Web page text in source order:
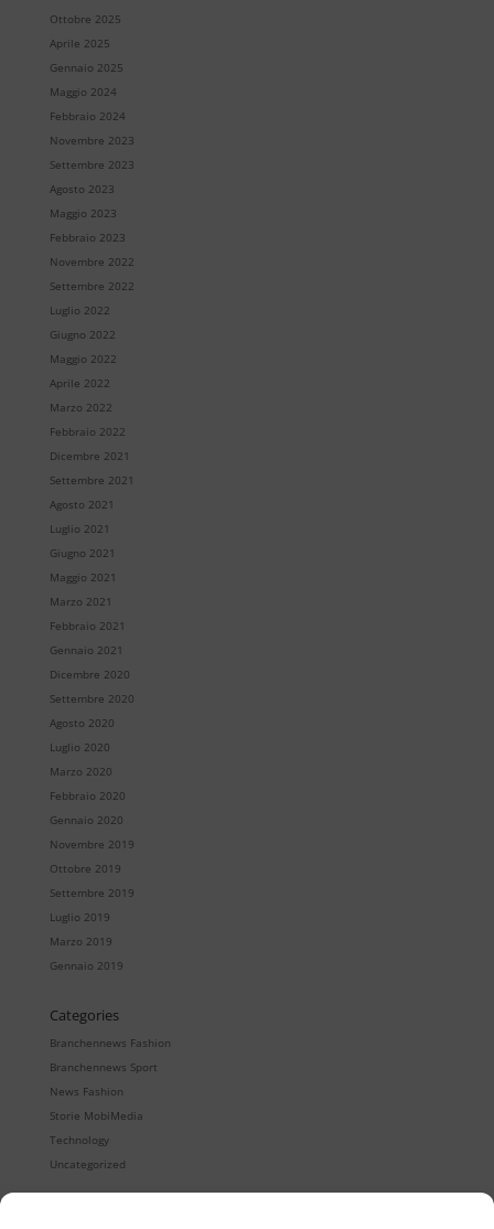
Ottobre 2025
Aprile 2025
Gennaio 2025
Maggio 2024
Febbraio 2024
Novembre 2023
Settembre 2023
Agosto 2023
Maggio 2023
Febbraio 2023
Novembre 2022
Settembre 2022
Luglio 2022
Giugno 2022
Maggio 2022
Aprile 2022
Marzo 2022
Febbraio 2022
Dicembre 2021
Settembre 2021
Agosto 2021
Luglio 2021
Giugno 2021
Maggio 2021
Marzo 2021
Febbraio 2021
Gennaio 2021
Dicembre 2020
Settembre 2020
Agosto 2020
Luglio 2020
Marzo 2020
Febbraio 2020
Gennaio 2020
Novembre 2019
Ottobre 2019
Settembre 2019
Luglio 2019
Marzo 2019
Gennaio 2019
Categories
Branchennews Fashion
Branchennews Sport
News Fashion
Storie MobiMedia
Technology
Uncategorized